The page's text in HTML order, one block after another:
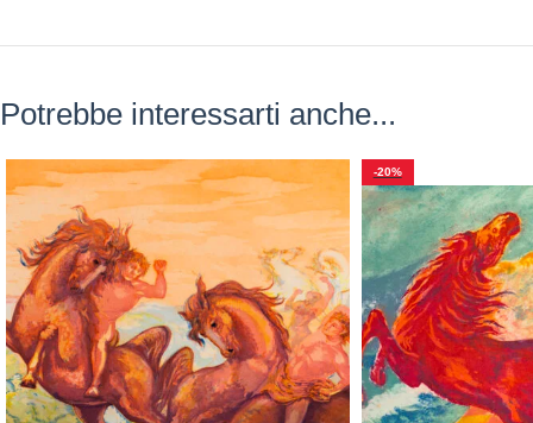
Potrebbe interessarti anche...
-20%